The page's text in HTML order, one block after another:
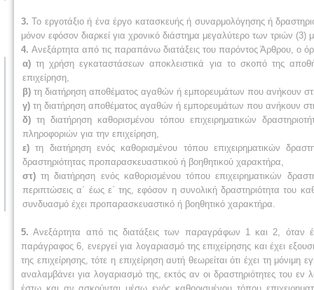
3. Το εργοτάξιο ή ένα έργο κατασκευής ή συναρμολόγησης ή
μόνον εφόσον διαρκεί για χρονικό διάστημα μεγαλύτερο των τριών (3)
4. Ανεξάρτητα από τις παραπάνω διατάξεις του παρόντος Άρθρου, ο
α) τη χρήση εγκαταστάσεων αποκλειστικά για το σκοπό της
επιχείρηση,
β) τη διατήρηση αποθέματος αγαθών ή εμπορευμάτων που ανήκουν
γ) τη διατήρηση αποθέματος αγαθών ή εμπορευμάτων που ανήκουν
δ) τη διατήρηση καθορισμένου τόπου επιχειρηματικών
πληροφοριών για την επιχείρηση,
ε) τη διατήρηση ενός καθορισμένου τόπου επιχειρηματικών
δραστηριότητας προπαρασκευαστικού ή βοηθητικού χαρακτήρα,
στ) τη διατήρηση ενός καθορισμένου τόπου επιχειρηματικών
περιπτώσεις α΄ έως ε΄ της, εφόσον η συνολική δραστηριότητα του
συνδυασμό έχει προπαρασκευαστικό ή βοηθητικό χαρακτήρα.
5. Ανεξάρτητα από τις διατάξεις των παραγράφων 1 και 2,
παράγραφος 6, ενεργεί για λογαριασμό της επιχείρησης και έχει
της επιχείρησης, τότε η επιχείρηση αυτή θεωρείται ότι έχει τη
αναλαμβάνει για λογαριασμό της, εκτός αν οι δραστηριότητες του